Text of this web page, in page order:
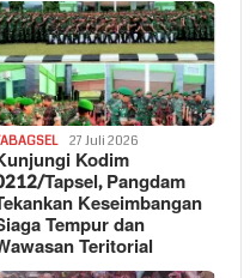
27 Juli 2026
Kodim
Tapsel, Pangdam
Keseimbangan
Tempur dan
Teritorial